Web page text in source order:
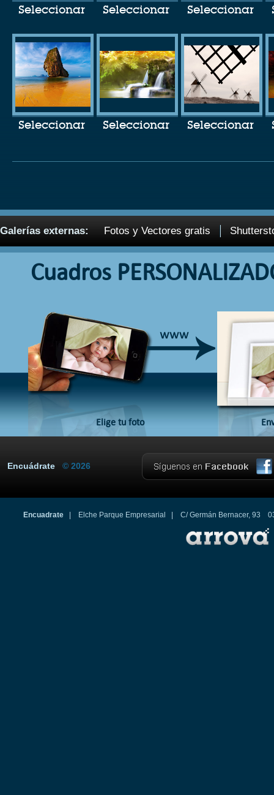
Seleccionar Seleccionar Seleccionar
Seleccionar Seleccionar Seleccionar
Galerías externas: Fotos y Vectores gratis
Cuadros
Elige tu foto
Encuádrate © 2026
Encuadrate| Elche Parque Empresarial | C/ Germán Bernacer, 93